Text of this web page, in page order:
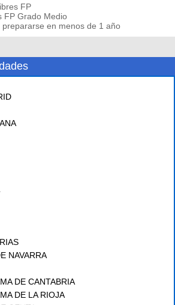
FP
FP Grado Medio
prepararse en menos de 1 año
NAVARRA
DE CANTABRIA
DE LA RIOJA